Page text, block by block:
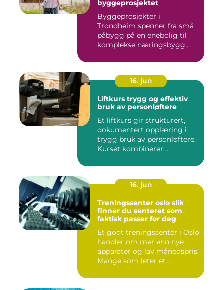
byggeprosjektet
Byggeprosjekter i
Trondheim spenner fra små
påbygg på en enebolig til
komplekse næringsbygg
16. jun
Liftkurs trygg og effektiv
bruk av personløftere
Et liftkurs gir strukturert,
dokumentert opplæring i
trygg bruk av personløftere.
Kurset kombinerer ...
16. jun
Treningssenter oslo slik
finner du senteret som
faktisk passer for deg
Et godt treningssenter i Oslo
handler om mer enn nye
apparater og lav månedspris.
Mange som leter et...